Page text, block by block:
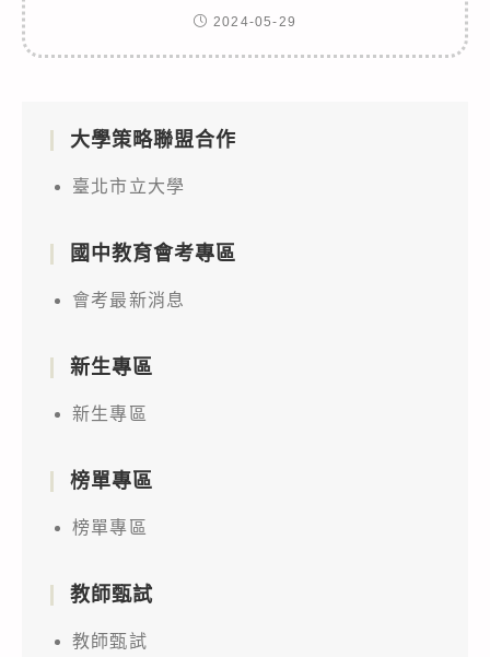
2024-05-29
大學策略聯盟合作
臺北市立大學
國中教育會考專區
會考最新消息
新生專區
新生專區
榜單專區
榜單專區
教師甄試
教師甄試